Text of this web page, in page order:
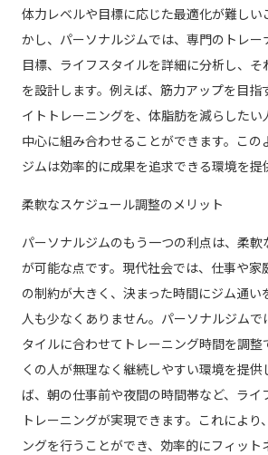
体力レベルや目標に応じた最適化が難しい
かし、パーソナルジムでは、専門のトレー
目標、ライフスタイルを詳細に分析し、
を設計します。例えば、筋力アップを目指
イトトレーニングを、体脂肪を減らしたい
中心に組み合わせることができます。この
ジムは効率的に成果を追求できる環境を提
柔軟なスケジュール調整のメリット
パーソナルジムのもう一つの利点は、柔軟
が可能な点です。現代社会では、仕事や家
の制約が大きく、決まった時間にジム通い
人も少なくありません。パーソナルジムで
タイルに合わせてトレーニング時間を調
くの人が無理なく継続しやすい環境を提供
ば、朝の仕事前や夜間の時間帯など、ライ
トレーニングが実現できます。これにより
ングを行うことができ、効率的にフィット